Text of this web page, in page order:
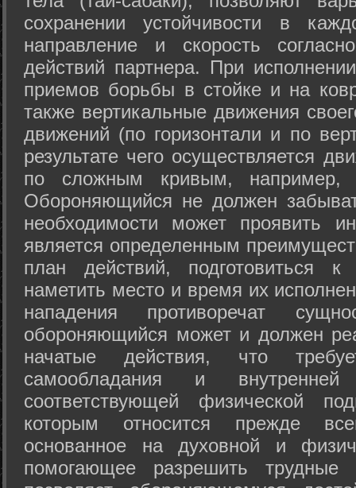
сохранении устойчивости в
направление и скорость
действий партнера. При
приемов борьбы в стойке и на
также вертикальные движения
движений (по горизонтали и по
результате чего осуществляется
по сложным кривым, например,
Обороняющийся не должен
необходимости может проявить
является определенным
план действий, подготовиться
наметить место и время их
нападения противоречат
обороняющийся может и должен
начатые действия, что
самообладания и
соответствующей физической
которым относится прежде
основанное на духовной и
помогающее разрешить